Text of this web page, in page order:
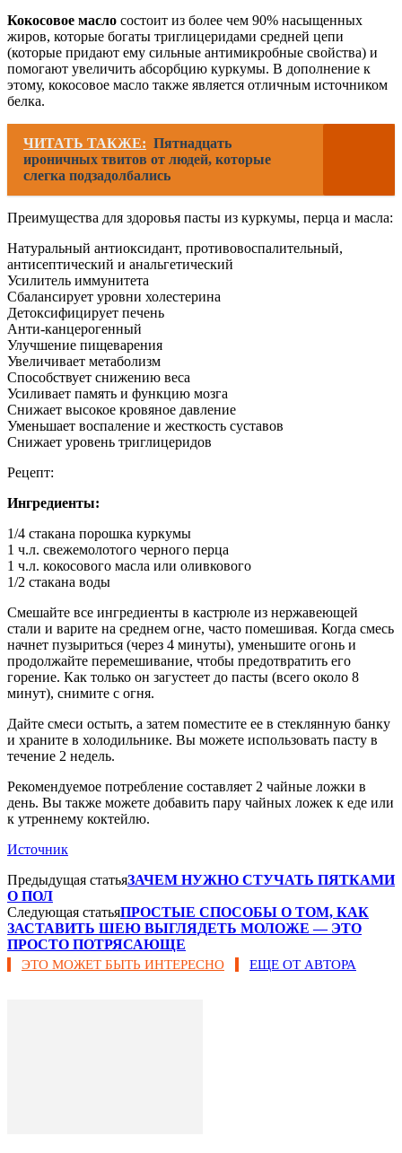
Кокосовое масло состоит из более чем 90% насыщенных
жиров, которые богаты триглицеридами средней цепи
(которые придают ему сильные антимикробные свойства) и
помогают увеличить абсорбцию куркумы. В дополнение к
этому, кокосовое масло также является отличным источником
белка.
ЧИТАТЬ ТАКЖЕ: Пятнадцать
ироничных твитов от людей, которые
слегка подзадолбались
Преимущества для здоровья пасты из куркумы, перца и масла:
Натуральный антиоксидант, противовоспалительный,
антисептический и анальгетический
Усилитель иммунитета
Сбалансирует уровни холестерина
Детоксифицирует печень
Анти-канцерогенный
Улучшение пищеварения
Увеличивает метаболизм
Способствует снижению веса
Усиливает память и функцию мозга
Снижает высокое кровяное давление
Уменьшает воспаление и жесткость суставов
Снижает уровень триглицеридов
Рецепт:
Ингредиенты:
1/4 стакана порошка куркумы
1 ч.л. свежемолотого черного перца
1 ч.л. кокосового масла или оливкового
1/2 стакана воды
Смешайте все ингредиенты в кастрюле из нержавеющей
стали и варите на среднем огне, часто помешивая. Когда смесь
начнет пузыриться (через 4 минуты), уменьшите огонь и
продолжайте перемешивание, чтобы предотвратить его
горение. Как только он загустеет до пасты (всего около 8
минут), снимите с огня.
Дайте смеси остыть, а затем поместите ее в стеклянную банку
и храните в холодильнике. Вы можете использовать пасту в
течение 2 недель.
Рекомендуемое потребление составляет 2 чайные ложки в
день. Вы также можете добавить пару чайных ложек к еде или
к утреннему коктейлю.
Источник
Предыдущая статьяЗАЧЕМ НУЖНО СТУЧАТЬ ПЯТКАМИ
О ПОЛ
Следующая статьяПРОСТЫЕ СПОСОБЫ О ТОМ, КАК
ЗАСТАВИТЬ ШЕЮ ВЫГЛЯДЕТЬ МОЛОЖЕ — ЭТО
ПРОСТО ПОТРЯСАЮЩЕ
ЭТО МОЖЕТ БЫТЬ ИНТЕРЕСНО ЕЩЕ ОТ АВТОРА